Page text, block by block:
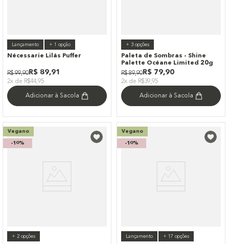
Lançamento + 1 opção
Nécessarie Lilás Puffer
R$ 99,90R$ 89,91
2x de R$44,95
Adicionar à Sacola
+ 3opções
Paleta de Sombras - Shine
Palette Océane Limited 20g
R$ 89,90R$ 79,90
2x de R$39,95
Adicionar à Sacola
Vegano
-10%
+ 2opções
Vegano
-10%
Lançamento + 17 opções